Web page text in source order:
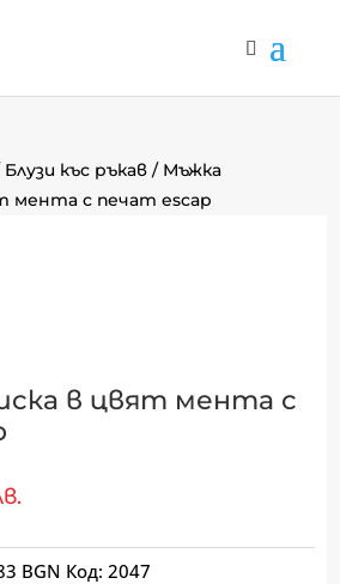
Блузи къс ръкав/ Мъжка
мента с печат escap
в цвят мента с
BGN Код:2047